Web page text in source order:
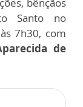
Santo no
7h30, com
de